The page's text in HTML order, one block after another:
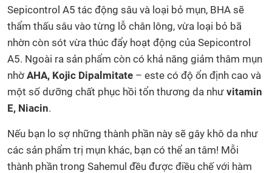
Sepicontrol A5 tác động sâu và loại bỏ mụn, BHA sẽ
thẩm thấu sâu vào từng lỗ chân lông, vừa loại bỏ bã
nhờn còn sót vừa thúc đẩy hoạt động của Sepicontrol
A5. Ngoài ra sản phẩm còn có khả năng giảm thâm mụn
nhờ AHA, Kojic Dipalmitate – este có độ ổn định cao và
một số dưỡng chất phục hồi tổn thương da như vitamin
E, Niacin.
Nếu bạn lo sợ những thành phần này sẽ gây khô da như
các sản phẩm trị mụn khác, bạn có thể an tâm! Mỗi
thành phần trong Sahemul đều được điều chế với hàm